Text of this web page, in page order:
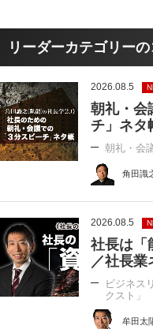
リーダーカテゴリー
2026.08.5
朝礼・会
チ」ネタ
朝礼・会
角田識
2026.08.5
社長は「
／社長業
ビジネス
クスト」
牟田太